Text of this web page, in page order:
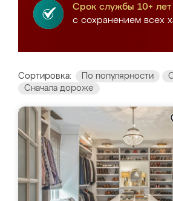
Срок службы 10+ лет
с сохранением всех
Сортировка: По популярности
Сначала дороже